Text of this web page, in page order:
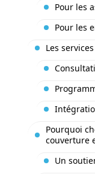
Pour les
Pour les
Les
Pourquoi
couverture
Un